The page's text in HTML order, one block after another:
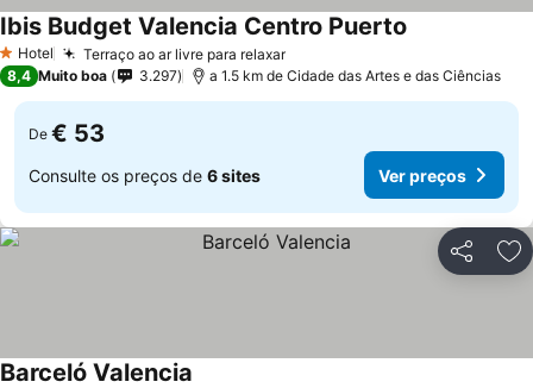
1 Estrelas
Hotel Terraço ao ar livre para relaxar
Ibis Budget Valencia Centro Puerto
8,4 Muito boa 3.297 a 1.5 km de Cidade das Artes e das Ciências
De € 53
Consulte os preços de 6 sites Ver preços
Partilhar
Barceló Valencia